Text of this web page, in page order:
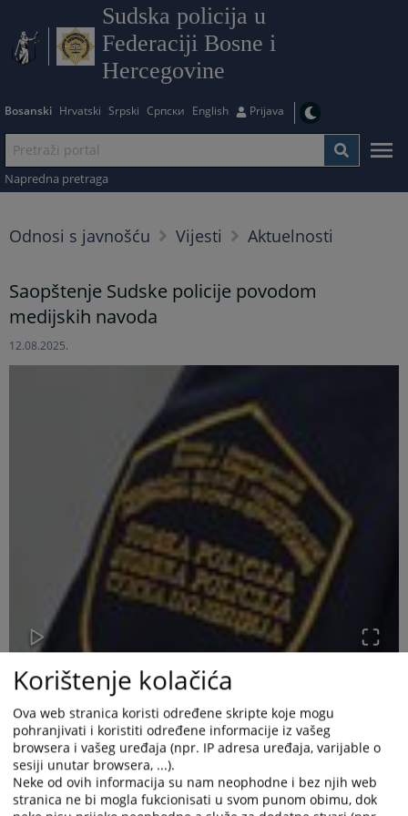
Sudska policija u
Federaciji Bosne i
Hercegovine
Bosanski Hrvatski Srpski Српски English Prijava
Napredna pretraga
Odnosi s javnošću Vijesti Aktuelnosti
Saopštenje Sudske policije povodom
medijskih navoda
12.08.2025.
U vezi sa navodima objavljenim na pojedinim medijskim
Korištenje kolačića
Ova web stranica koristi određene skripte koje mogu
pohranjivati i koristiti određene informacije iz vašeg
browsera i vašeg uređaja (npr. IP adresa uređaja, varijable o
sesiji unutar browsera, ...).
Neke od ovih informacija su nam neophodne i bez njih web
stranica ne bi mogla fukcionisati u svom punom obimu, dok